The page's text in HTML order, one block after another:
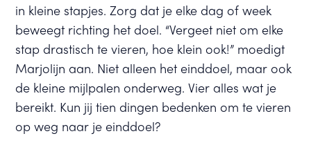
in kleine stapjes. Zorg dat je elke dag of week
beweegt richting het doel. “Vergeet niet om elke
stap drastisch te vieren, hoe klein ook!” moedigt
Marjolijn aan. Niet alleen het einddoel, maar ook
de kleine mijlpalen onderweg. Vier alles wat je
bereikt. Kun jij tien dingen bedenken om te vieren
op weg naar je einddoel?